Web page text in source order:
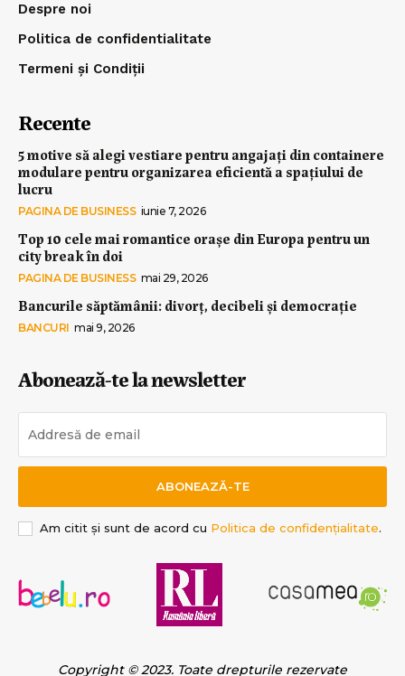
Despre noi
Politica de confidentialitate
Termeni și Condiții
Recente
5 motive să alegi vestiare pentru angajați din containere
modulare pentru organizarea eficientă a spațiului de
lucru
PAGINA DE BUSINESS iunie 7, 2026
Top 10 cele mai romantice orașe din Europa pentru un
city break în doi
PAGINA DE BUSINESS mai 29, 2026
Bancurile săptămânii: divorț, decibeli și democrație
BANCURI mai 9, 2026
Abonează-te la newsletter
ABONEAZĂ-TE
Am citit și sunt de acord cu Politica de confidențialitate.
Copyright © 2023. Toate drepturile rezervate